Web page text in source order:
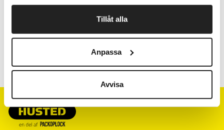
Tillåt alla
Anpassa
Avvisa
Artikelnr. Beskrivelse